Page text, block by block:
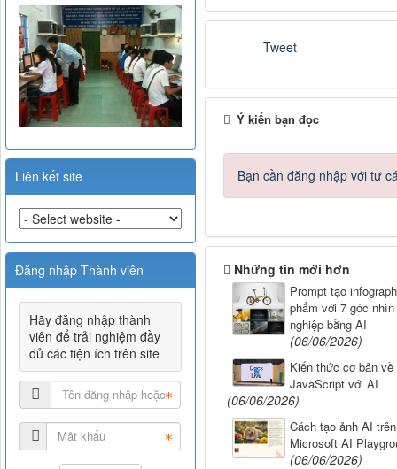
Tweet
Ý kiến bạn đọc
Bạn cần đăng nhập với tư
Những tin mới hơn
Prompt tạo
phẩm với 7 góc
nghiệp bằng AI
(06/06/2026)
Kiến thức cơ bản về
JavaScript với AI
(06/06/2026)
Cách tạo ảnh AI trên
Microsoft AI
(06/06/2026)
Liên kết site
Đăng nhập Thành viên
Hãy đăng nhập thành
viên để trải nghiệm đầy
đủ các tiện ích trên site